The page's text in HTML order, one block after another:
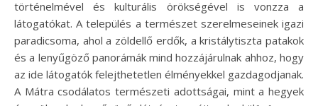
történelmével és kulturális örökségével is vonzza a
látogatókat. A település a természet szerelmeseinek igazi
paradicsoma, ahol a zöldellő erdők, a kristálytiszta patakok
és a lenyűgöző panorámák mind hozzájárulnak ahhoz, hogy
az ide látogatók felejthetetlen élményekkel gazdagodjanak.
A Mátra csodálatos természeti adottságai, mint a hegyek